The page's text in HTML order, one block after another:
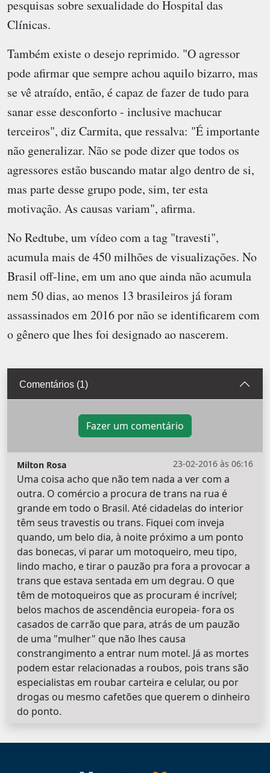
pesquisas sobre sexualidade do Hospital das
Clínicas.
Também existe o desejo reprimido. "O agressor
pode afirmar que sempre achou aquilo bizarro, mas
se vê atraído, então, é capaz de fazer de tudo para
sanar esse desconforto - inclusive machucar
terceiros", diz Carmita, que ressalva: "É importante
não generalizar. Não se pode dizer que todos os
agressores estão buscando matar algo dentro de si,
mas parte desse grupo pode, sim, ter esta
motivação. As causas variam", afirma.
No Redtube, um vídeo com a tag "travesti",
acumula mais de 450 milhões de visualizações. No
Brasil off-line, em um ano que ainda não acumula
nem 50 dias, ao menos 13 brasileiros já foram
assassinados em 2016 por não se identificarem com
o gênero que lhes foi designado ao nascerem.
Comentários (1)
Fazer um comentário
23-02-2016 às 06:16
Milton Rosa
Uma coisa acho que não tem nada a ver com a
outra. O comércio a procura de trans na rua é
grande em todo o Brasil. Até cidadelas do interior
têm seus travestis ou trans. Fiquei com inveja
quando, um belo dia, à noite próximo a um ponto
das bonecas, vi parar um motoqueiro, meu tipo,
lindo macho, e tirar o pauzão pra fora a provocar a
trans que estava sentada em um degrau. O que
têm de motoqueiros que as procuram é incrível;
belos machos de ascendência europeia- fora os
casados de carrão que para, atrás de um pauzão
de uma "mulher" que não lhes causa
constrangimento a entrar num motel. Já as mortes
podem estar relacionadas a roubos, pois trans são
especialistas em roubar carteira e celular, ou por
drogas ou mesmo cafetões que querem o dinheiro
do ponto.